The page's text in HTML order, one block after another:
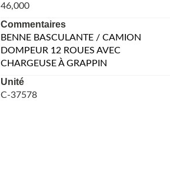
46,000
Commentaires
BENNE BASCULANTE / CAMION
DOMPEUR 12 ROUES AVEC
CHARGEUSE À GRAPPIN
Unité
C-37578